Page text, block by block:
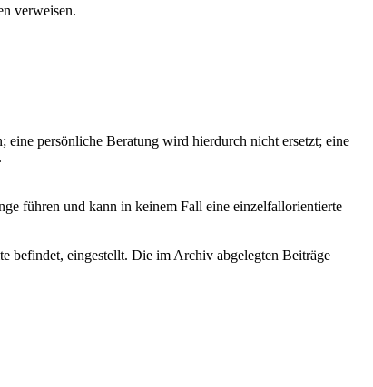
verweisen.
persönliche Beratung wird hierdurch nicht ersetzt; eine
führen und kann in keinem Fall eine einzelfallorientierte
befindet, eingestellt. Die im Archiv abgelegten Beiträge